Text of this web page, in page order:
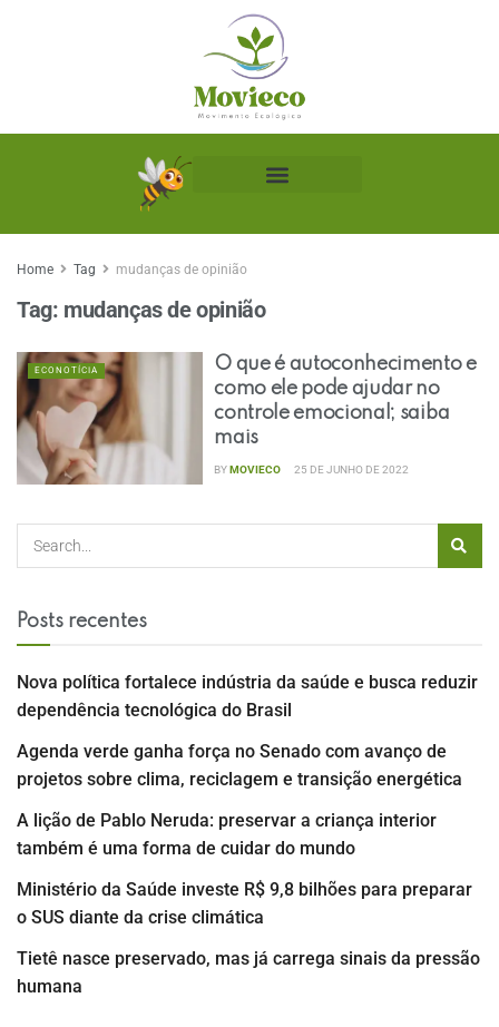
Home Tag mudanças de opinião
Tag: mudanças de opinião
ECONOTÍCIA
O que é autoconhecimento e
como ele pode ajudar no
controle emocional; saiba
mais
BYMOVIECO 25 DE JUNHO DE 2022
Posts recentes
Nova política fortalece indústria da saúde e busca reduzir
dependência tecnológica do Brasil
Agenda verde ganha força no Senado com avanço de
projetos sobre clima, reciclagem e transição energética
A lição de Pablo Neruda: preservar a criança interior
também é uma forma de cuidar do mundo
Ministério da Saúde investe R$ 9,8 bilhões para preparar
o SUS diante da crise climática
Tietê nasce preservado, mas já carrega sinais da pressão
humana